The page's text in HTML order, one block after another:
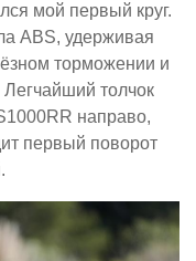
мой первый круг.
ABS, удерживая
торможении и
толчок
направо,
первый поворот